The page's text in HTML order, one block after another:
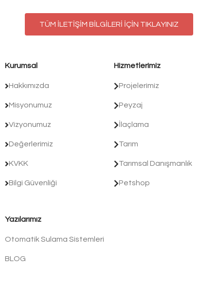
TÜM İLETİŞİM BİLGİLERİ İÇİN TIKLAYINIZ
Kurumsal
Hakkımızda
Misyonumuz
Vizyonumuz
Değerlerimiz
KVKK
Bilgi Güvenliği
Hizmetlerimiz
Projelerimiz
Peyzaj
İlaçlama
Tarım
Tarımsal Danışmanlık
Petshop
Yazılarımız
Otomatik Sulama Sistemleri
BLOG